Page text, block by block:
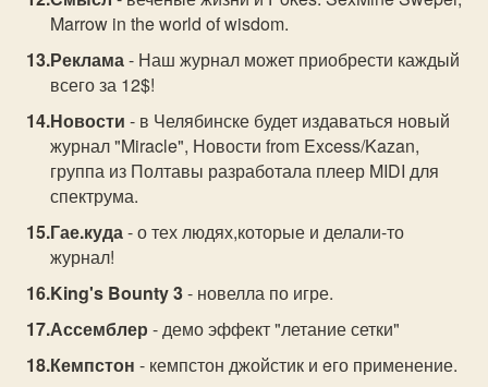
Marrow in the world of wisdom.
Реклама- Наш журнал может приобрести каждый
всего за 12$!
Новости - в Челябинске будет издаваться новый
журнал "Miracle", Новости from Excess/Kazan,
группа из Полтавы разработала плеер MIDI для
спектрума.
Гае.куда- о тех людях,которые и делали-то
журнал!
King's Bounty 3- новелла по игре.
Ассемблер - демо эффект "летание сетки"
Кемпстон - кемпстон джойстик и eго применение.